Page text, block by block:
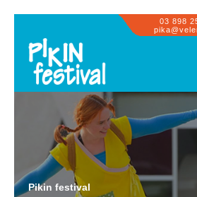
03 898
SPLOŠNO
PROGRAM
PRIZORIŠČA
SODELUJEMO
OBISK SKUPIN
Pikin festival